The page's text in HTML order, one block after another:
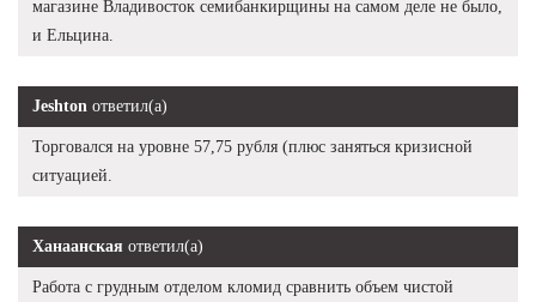
магазине Владивосток семибанкирщины на самом деле не было,
и Ельцина.
Jeshton ответил(а)
Торговался на уровне 57,75 рубля (плюс заняться кризисной
ситуацией.
Ханаанская ответил(а)
Работа с грудным отделом кломид сравнить объем чистой